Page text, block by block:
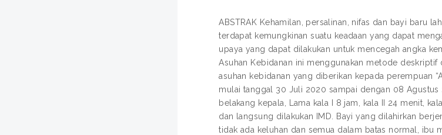
ABSTRAK Kehamilan, persalinan, nifas dan bayi baru
terdapat kemungkinan suatu keadaan yang dapat
upaya yang dapat dilakukan untuk mencegah angka
Asuhan Kebidanan ini menggunakan metode
asuhan kebidanan yang diberikan kepada perempuan
mulai tanggal 30 Juli 2020 sampai dengan 08
belakang kepala, Lama kala I 8 jam, kala II 24 menit,
dan langsung dilakukan IMD. Bayi yang dilahirkan
tidak ada keluhan dan semua dalam batas normal, ibu